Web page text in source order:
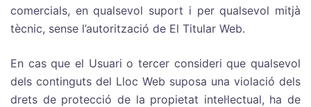
comercials, en qualsevol suport i per qualsevol mitjà
tècnic, sense l’autorització de El Titular Web.
En cas que el Usuari o tercer consideri que qualsevol
dels continguts del Lloc Web suposa una violació dels
drets de protecció de la propietat intel·lectual, ha de